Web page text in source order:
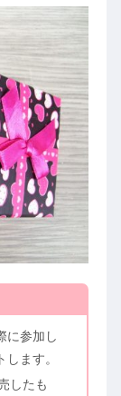
に参加し
ます。
したも